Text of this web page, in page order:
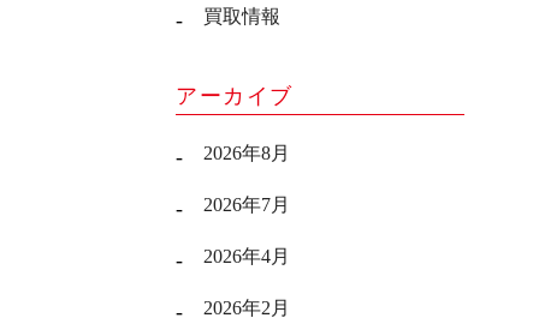
買取情報
アーカイブ
2026年8月
2026年7月
2026年4月
2026年2月